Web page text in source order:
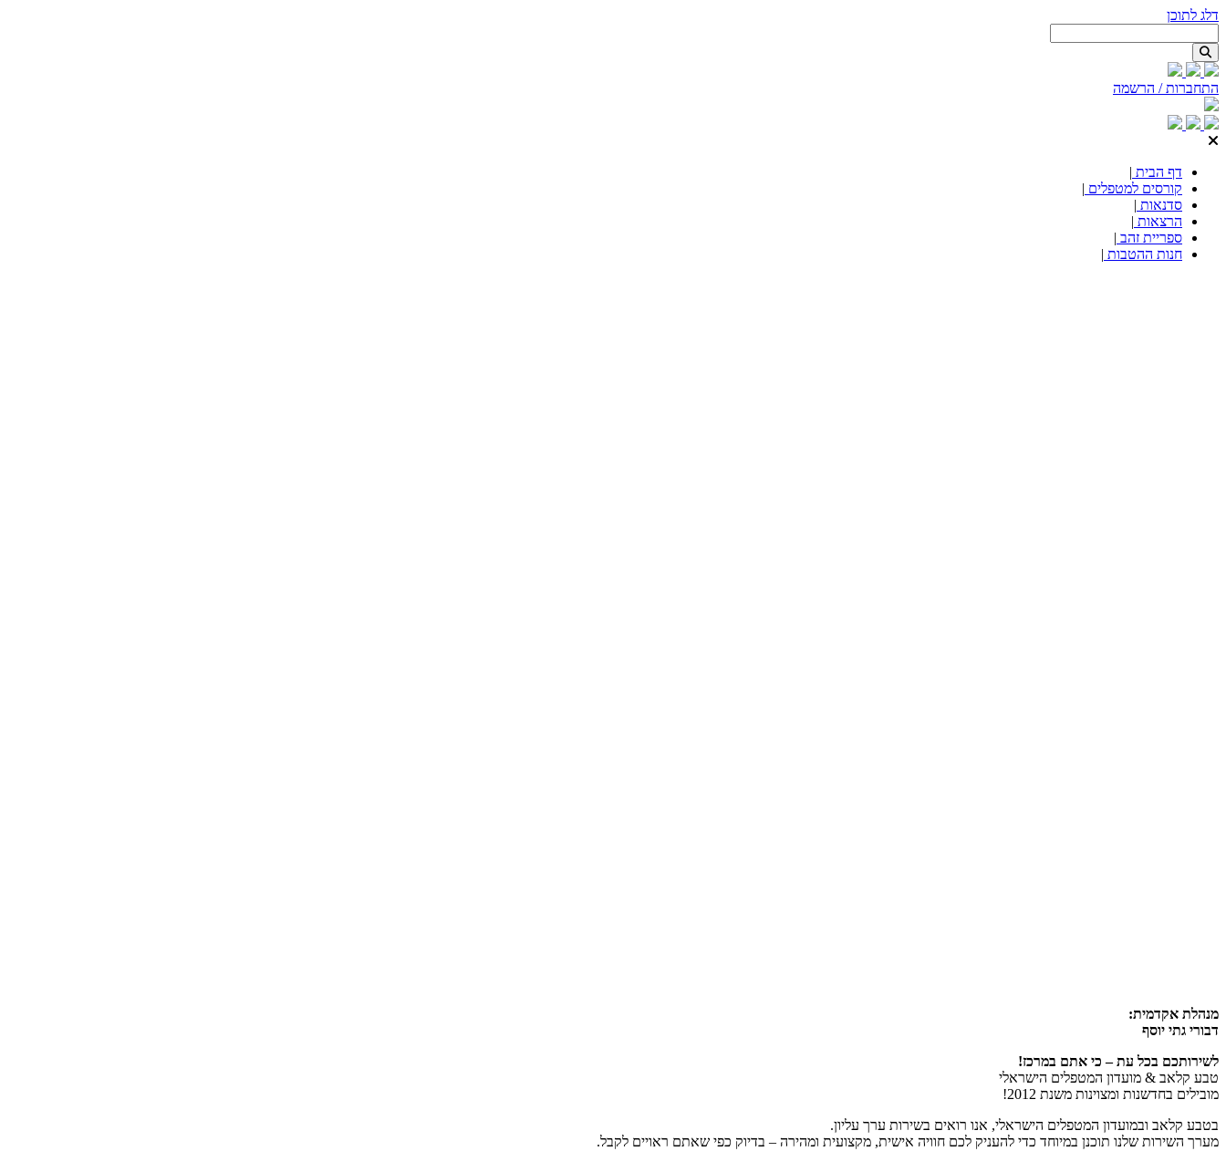
דלג לתוכן
התחברות / הרשמה
דף הבית |
קורסים למטפלים |
סדנאות |
הרצאות |
ספריית זהב |
חנות ההטבות |
מנהלת אקדמית:
דבורי גתי יוסף
לשירותכם בכל עת – כי אתם במרכז!
טבע קלאב & מועדון המטפלים הישראלי
מובילים בחדשנות ומצוינות משנת 2012!
בטבע קלאב ובמועדון המטפלים הישראלי, אנו רואים בשירות ערך עליון.
מערך השירות שלנו תוכנן במיוחד כדי להעניק לכם חוויה אישית, מקצועית ומהירה – בדיוק כפי שאתם ראויים לקבל.